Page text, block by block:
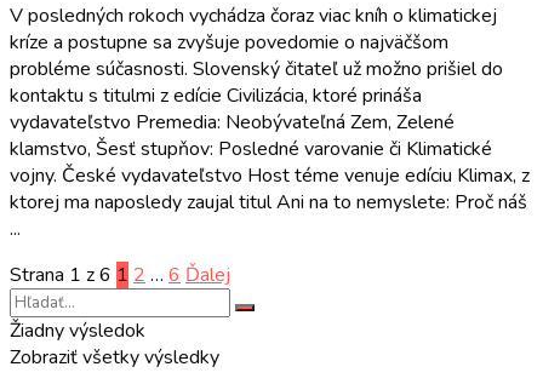
V posledných rokoch vychádza čoraz viac kníh o klimatickej
kríze a postupne sa zvyšuje povedomie o najväčšom
probléme súčasnosti. Slovenský čitateľ už možno prišiel do
kontaktu s titulmi z edície Civilizácia, ktoré prináša
vydavateľstvo Premedia: Neobývateľná Zem, Zelené
klamstvo, Šesť stupňov: Posledné varovanie či Klimatické
vojny. České vydavateľstvo Host téme venuje edíciu Klimax, z
ktorej ma naposledy zaujal titul Ani na to nemyslete: Proč náš
...
Strana 1 z 6 1 2 … 6 Ďalej
Žiadny výsledok
Zobraziť všetky výsledky